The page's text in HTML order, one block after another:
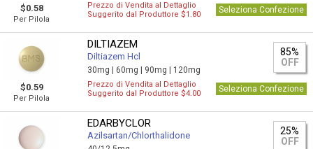
$0.58
Per Pilola
Prezzo di Vendita al Dettaglio
Suggerito dal Produttore $1.80
Seleziona Confezione
$0.59
Per Pilola
DILTIAZEM
Diltiazem Hcl
30mg | 60mg | 90mg | 120mg
85%
OFF
Prezzo di Vendita al Dettaglio
Suggerito dal Produttore $4.00
Seleziona Confezione
EDARBYCLOR
Azilsartan/Сhlorthalidone
25%
OFF